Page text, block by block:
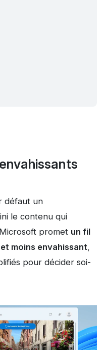
défaut un
le contenu qui
promet un fil
moins envahissant,
pour décider soi-